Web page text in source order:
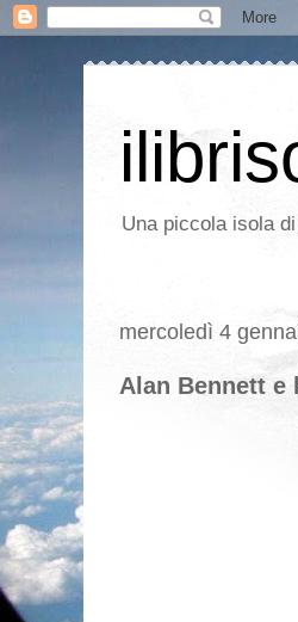
Una piccola isola
mercoledì 4
Alan Bennett e